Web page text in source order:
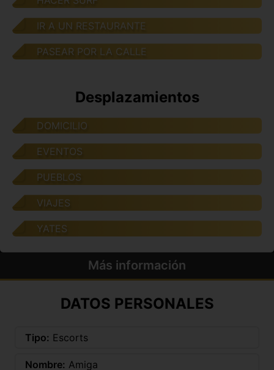
IR A UN RESTAURANTE
PASEAR POR LA CALLE
Desplazamientos
DOMICILIO
EVENTOS
PUEBLOS
VIAJES
YATES
Más información
DATOS PERSONALES
Tipo: Escorts
Nombre: Amiga